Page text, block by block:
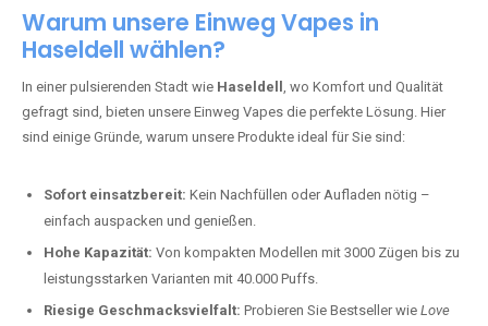
Warum unsere Einweg Vapes in
Haseldell wählen?
In einer pulsierenden Stadt wie Haseldell , wo Komfort und Qualität
gefragt sind, bieten unsere Einweg Vapes die perfekte Lösung. Hier
sind einige Gründe, warum unsere Produkte ideal für Sie sind:
Sofort einsatzbereit: Kein Nachfüllen oder Aufladen nötig –
einfach auspacken und genießen.
Hohe Kapazität: Von kompakten Modellen mit 3000 Zügen bis zu
leistungsstarken Varianten mit 40.000 Puffs.
Riesige Geschmacksvielfalt: Probieren Sie Bestseller wie Love